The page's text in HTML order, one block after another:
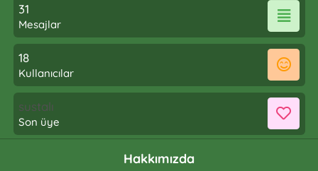
31
Mesajlar
18
Kullanıcılar
sustalı
Son üye
Hakkımızda